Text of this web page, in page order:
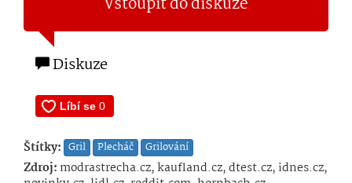
Diskuze
Štítky: Gril Plecháč Grilování
Zdroj: modrastrecha.cz, kaufland.cz, dtest.cz, idnes.cz,